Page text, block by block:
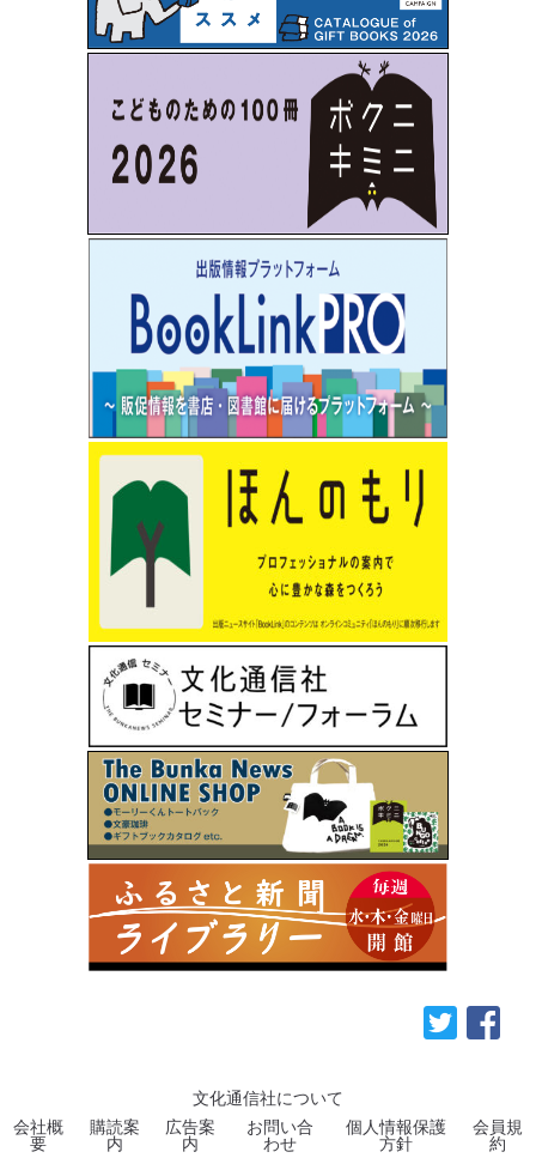
文化通信社について
会社概
要
購読案
内
広告案
内
お問い合
わせ
個人情報保護
方針
会員規
約